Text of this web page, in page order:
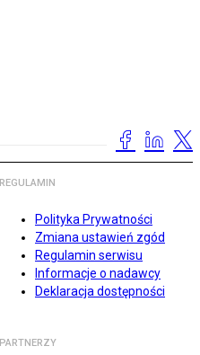
REGULAMIN
Polityka Prywatności
Zmiana ustawień zgód
Regulamin serwisu
Informacje o nadawcy
Deklaracja dostępności
PARTNERZY